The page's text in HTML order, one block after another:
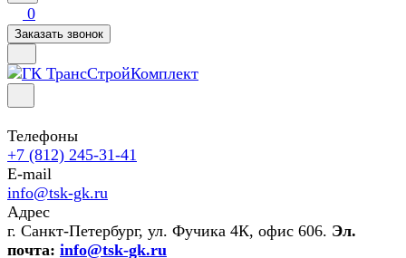
0
Заказать звонок
Телефоны
+7 (812) 245-31-41
E-mail
info@tsk-gk.ru
Адрес
г. Санкт-Петербург, ул. Фучика 4К, офис 606. Эл.
почта: info@tsk-gk.ru